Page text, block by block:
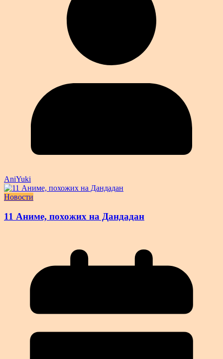
AniYuki
Новости
11 Аниме, похожих на Дандадан